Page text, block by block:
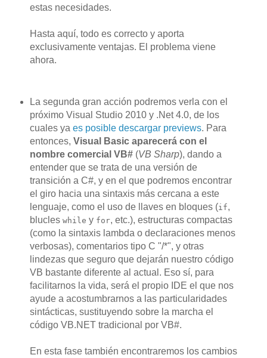
estas necesidades.
Hasta aquí, todo es correcto y aporta
exclusivamente ventajas. El problema viene
ahora.
La segunda gran acción podremos verla con el
próximo Visual Studio 2010 y .Net 4.0, de los
cuales ya es posible descargar previews. Para
entonces, Visual Basic aparecerá con el
nombre comercial VB#(VB Sharp), dando a
entender que se trata de una versión de
transición a C#, y en el que podremos encontrar
el giro hacia una sintaxis más cercana a este
lenguaje, como el uso de llaves en bloques (if,
blucles while y for, etc.), estructuras compactas
(como la sintaxis lambda o declaraciones menos
verbosas), comentarios tipo C "/*", y otras
lindezas que seguro que dejarán nuestro código
VB bastante diferente al actual. Eso sí, para
facilitarnos la vida, será el propio IDE el que nos
ayude a acostumbrarnos a las particularidades
sintácticas, sustituyendo sobre la marcha el
código VB.NET tradicional por VB#.
En esta fase también encontraremos los cambios